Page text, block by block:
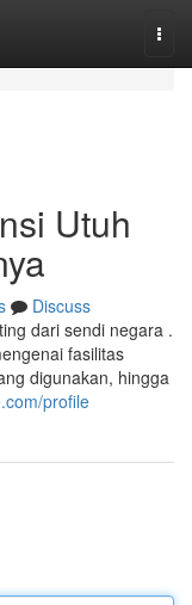
Utuh
Discuss
dari sendi negara .
fasilitas
digunakan, hingga
profile